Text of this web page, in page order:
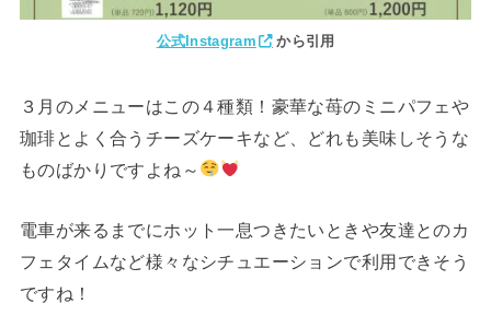
公式Instagram から引用
３月のメニューはこの４種類！豪華な苺のミニパフェや
珈琲とよく合うチーズケーキなど、どれも美味しそうな
ものばかりですよね～
電車が来るまでにホット一息つきたいときや友達とのカ
フェタイムなど様々なシチュエーションで利用できそう
ですね！